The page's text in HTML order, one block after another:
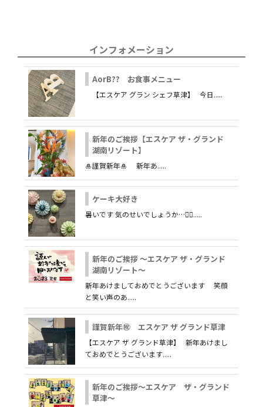
インフォメーション
AorB?? お食事メニュー
【エスケア グラン シェフ草津】 今日.....
新年のご挨拶【エスケア ザ・グランド
湖南リゾート】
🎍謹賀新年🎍 新年あ.....
ケーキ大好き
暑いです 気のせいでしょうか…😵‍💫.....
新年のご挨拶 ～エスケア ザ・グランド
湖南リゾート～
新年あけましておめでとうございます 笑顔
と笑い声のあ.....
謹賀新年㊗ エスケア ザ グランド草津
【エスケア ザ グランド草津】 新年あけまし
ておめでとうございます.....
新年のご挨拶～エスケア ザ・グランド
草津～